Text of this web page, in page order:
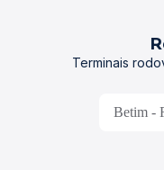
Terminais
Betim -